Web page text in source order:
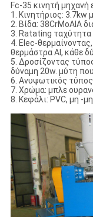
Fc-35 κινητή μηχανή
1. Κινητήριος: 3.7kw
2. Βίδα: 38CrMoAlA
3. Ratating
4. Elec-
θερμάστρα Al, κάθε
5. Δροσίζοντας
δύναμη 20w. μύτη
6. Ανυψωτικός
7. Χρώμα: μπλε
8. Κεφάλι: PVC, μη -